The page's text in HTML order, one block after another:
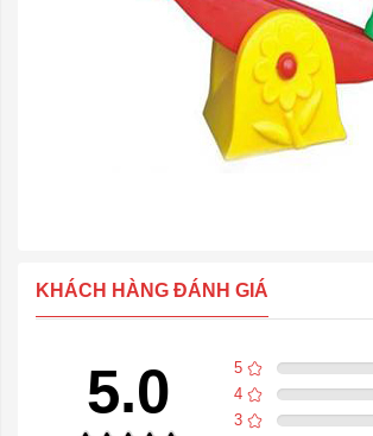
KHÁCH HÀNG ĐÁNH GIÁ
5.0 5
4
3